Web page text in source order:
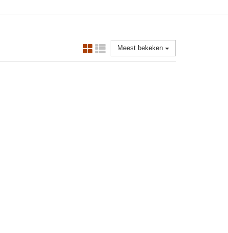
Meest bekeken